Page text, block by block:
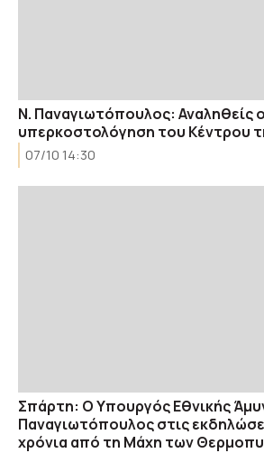
Ν. Παναγιωτόπουλος: Αναληθείς
υπερκοστολόγηση του Κέντρου
07/10 14:30
Σπάρτη: O Υπουργός Εθνικής
Παναγιωτόπουλος στις
χρόνια από τη Μάχη των